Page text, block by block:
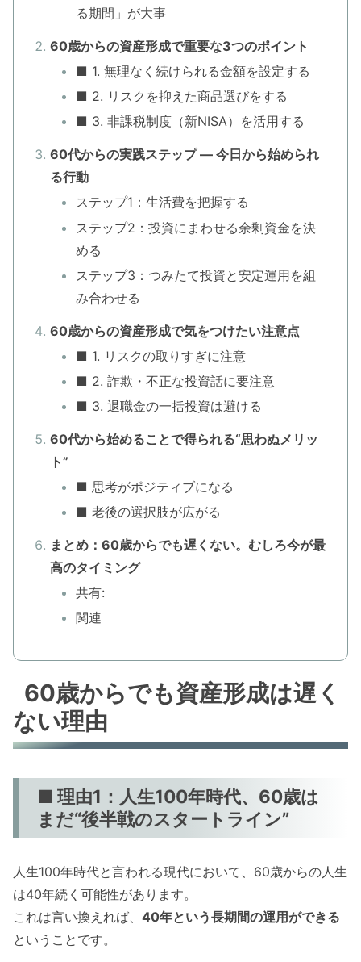
る期間」が大事
60歳からの資産形成で重要な3つのポイント
■ 1. 無理なく続けられる金額を設定する
■ 2. リスクを抑えた商品選びをする
■ 3. 非課税制度（新NISA）を活用する
60代からの実践ステップ — 今日から始められ
る行動
ステップ1：生活費を把握する
ステップ2：投資にまわせる余剰資金を決
める
ステップ3：つみたて投資と安定運用を組
み合わせる
60歳からの資産形成で気をつけたい注意点
■ 1. リスクの取りすぎに注意
■ 2. 詐欺・不正な投資話に要注意
■ 3. 退職金の一括投資は避ける
60代から始めることで得られる“思わぬメリッ
ト”
■ 思考がポジティブになる
■ 老後の選択肢が広がる
まとめ：60歳からでも遅くない。むしろ今が最
高のタイミング
共有:
関連
60歳からでも資産形成は遅く
ない理由
■ 理由1：人生100年時代、60歳は
まだ“後半戦のスタートライン”
人生100年時代と言われる現代において、60歳からの人生
は40年続く可能性があります。
これは言い換えれば、 40年という長期間の運用ができる
ということです。